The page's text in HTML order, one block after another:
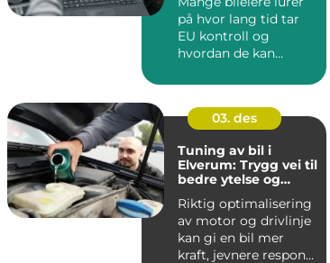
på hvor lang tid tar
EU kontroll og
hvordan de kan
rundt verkst...
03. des
Tuning av bil i
Elverum: Trygg vei til
bedre ytelse og
Riktig optimalisering
av motor og drivlinje
kan gi en bil mer
kraft, jevnere respons